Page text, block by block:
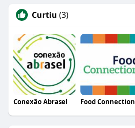
Curtiu (3)
Conexão Abrasel Food Connection